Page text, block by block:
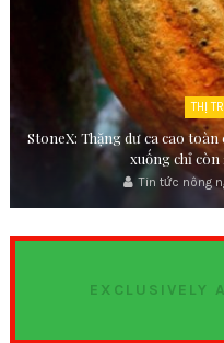
THỊ
StoneX: Thặng dư ca cao
xuống chỉ còn
Tin tức nông
EXCLUSIVELY